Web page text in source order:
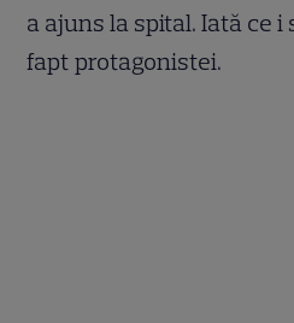
a ajuns la spital. Iată ce
fapt protagonistei.